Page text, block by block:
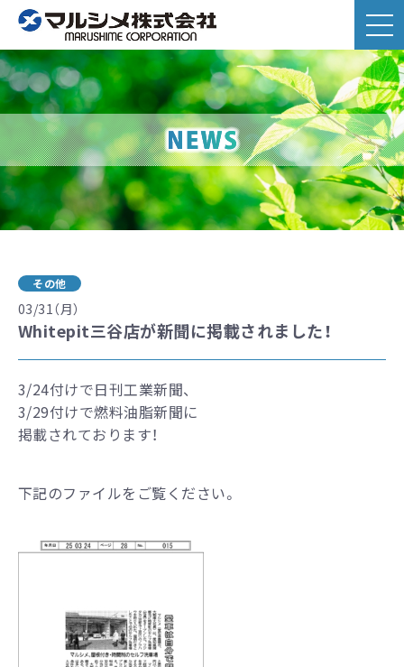
その他
03/31（月）
Whitepit三谷店が新聞に掲載されました！
3/24付けで日刊工業新聞、
3/29付けで燃料油脂新聞に
掲載されております！
下記のファイルをご覧ください。